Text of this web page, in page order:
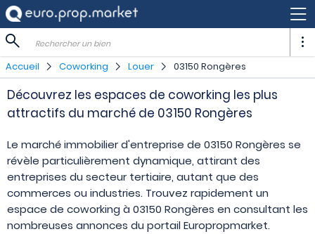
Rechercher un bien
Accueil Coworking Louer 03150 Rongères
Découvrez les espaces de coworking les plus
attractifs du marché de 03150 Rongères
Le marché immobilier d'entreprise de 03150 Rongères se
révèle particulièrement dynamique, attirant des
entreprises du secteur tertiaire, autant que des
commerces ou industries. Trouvez rapidement un
espace de coworking à 03150 Rongères en consultant les
nombreuses annonces du portail Europropmarket.